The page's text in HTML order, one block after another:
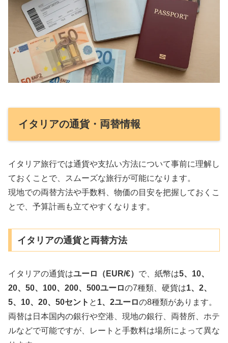
イタリアの通貨・両替情報
イタリア旅行では通貨や支払い方法について事前に理解し
ておくことで、スムーズな旅行が可能になります。
現地での両替方法や手数料、物価の目安を把握しておくこ
とで、予算計画も立てやすくなります。
イタリアの通貨と両替方法
イタリアの通貨はユーロ（EUR/€） で、紙幣は5、10、
20、50、100、200、500ユーロの7種類、硬貨は1、2、
5、10、20、50セント と 1、2ユーロの8種類があります。
両替は日本国内の銀行や空港、現地の銀行、両替所、ホテ
ルなどで可能ですが、レートと手数料は場所によって異な